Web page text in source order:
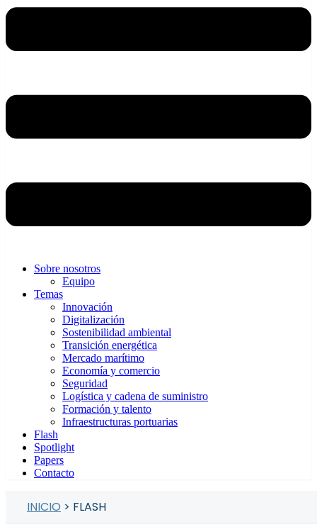
Sobre nosotros
Equipo
Temas
Innovación
Digitalización
Sostenibilidad ambiental
Transición energética
Mercado marítimo
Economía y comercio
Seguridad
Logística y cadena de suministro
Formación y talento
Infraestructuras portuarias
Flash
Spotlight
Papers
Contacto
INICIO > FLASH